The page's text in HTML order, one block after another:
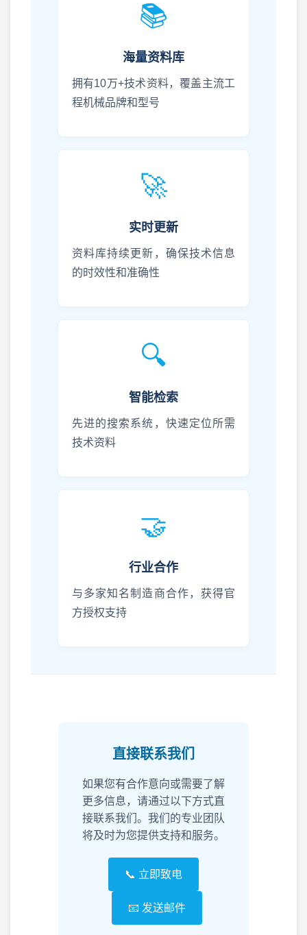
📚
海量资料库
拥有10万+技术资料，覆盖主流工
程机械品牌和型号
🚀
实时更新
资料库持续更新，确保技术信息
的时效性和准确性
🔍
智能检索
先进的搜索系统，快速定位所需
技术资料
🤝
行业合作
与多家知名制造商合作，获得官
方授权支持
直接联系我们
如果您有合作意向或需要了解
更多信息，请通过以下方式直
接联系我们。我们的专业团队
将及时为您提供支持和服务。
📞 立即致电
📧 发送邮件